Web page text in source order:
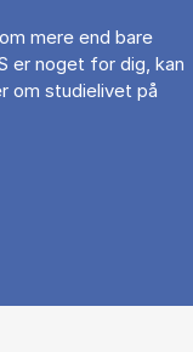
mere end bare
er noget for dig, kan
om studielivet på